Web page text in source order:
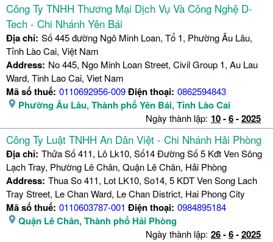
Công Ty TNHH Thương Mại Dịch Vụ Và Công Nghệ D-
Tech - Chi Nhánh Yên Bái
Địa chỉ: Số 445 đường Ngô Minh Loan, Tổ 1, Phường Âu Lâu,
Tỉnh Lào Cai, Việt Nam
Address: No 445, Ngo Minh Loan Street, Civil Group 1, Au Lau
Ward, Tinh Lao Cai, Viet Nam
Mã số thuế: 0110692956-009Điện thoại: 0862594843
Phường Âu Lâu, Thành phố Yên Bái, Tỉnh Lào Cai
Ngày thành lập: 10-6-2025
Công Ty Luật TNHH An Dân Việt - Chi Nhánh Hải Phòng
Địa chỉ: Thửa Số 411, Lô Lk10, Số14 Đường Số 5 Kđt Ven Sông
Lạch Tray, Phường Lê Chân, Quận Lê Chân, Hải Phòng
Address: Thua So 411, Lot LK10, So14, 5 KDT Ven Song Lach
Tray Street, Le Chan Ward, Le Chan District, Hai Phong City
Mã số thuế: 0110603787-001 Điện thoại: 0984895184
Quận Lê Chân, Thành phố Hải Phòng
Ngày thành lập: 26-6-2025